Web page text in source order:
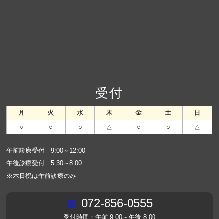
受付
月 火 水 木 金 土
日
○
○ ○ △ ○ ○ △
午前診療受付 9:00～12:00
午後診療受付 5:30～8:00
※木日祝は午前診療のみ
072-856-0555
受付時間：午前 9:00～午後 8:00